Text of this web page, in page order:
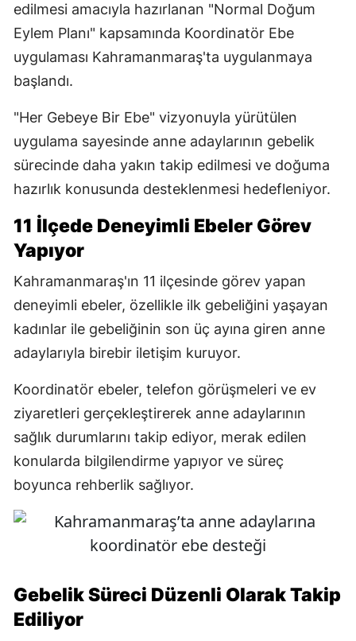
edilmesi amacıyla hazırlanan "Normal Doğum
Eylem Planı" kapsamında Koordinatör Ebe
uygulaması Kahramanmaraş'ta uygulanmaya
başlandı.
"Her Gebeye Bir Ebe" vizyonuyla yürütülen
uygulama sayesinde anne adaylarının gebelik
sürecinde daha yakın takip edilmesi ve doğuma
hazırlık konusunda desteklenmesi hedefleniyor.
11 İlçede Deneyimli Ebeler Görev
Yapıyor
Kahramanmaraş'ın 11 ilçesinde görev yapan
deneyimli ebeler, özellikle ilk gebeliğini yaşayan
kadınlar ile gebeliğinin son üç ayına giren anne
adaylarıyla birebir iletişim kuruyor.
Koordinatör ebeler, telefon görüşmeleri ve ev
ziyaretleri gerçekleştirerek anne adaylarının
sağlık durumlarını takip ediyor, merak edilen
konularda bilgilendirme yapıyor ve süreç
boyunca rehberlik sağlıyor.
Gebelik Süreci Düzenli Olarak Takip
Ediliyor